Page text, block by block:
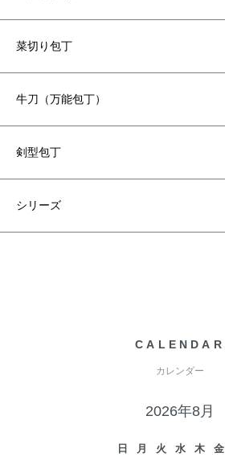
菜切り包丁
牛刀（万能包丁）
剣型包丁
シリーズ
CALENDAR
カレンダー
2026年8月
日 月 火 水 木 金